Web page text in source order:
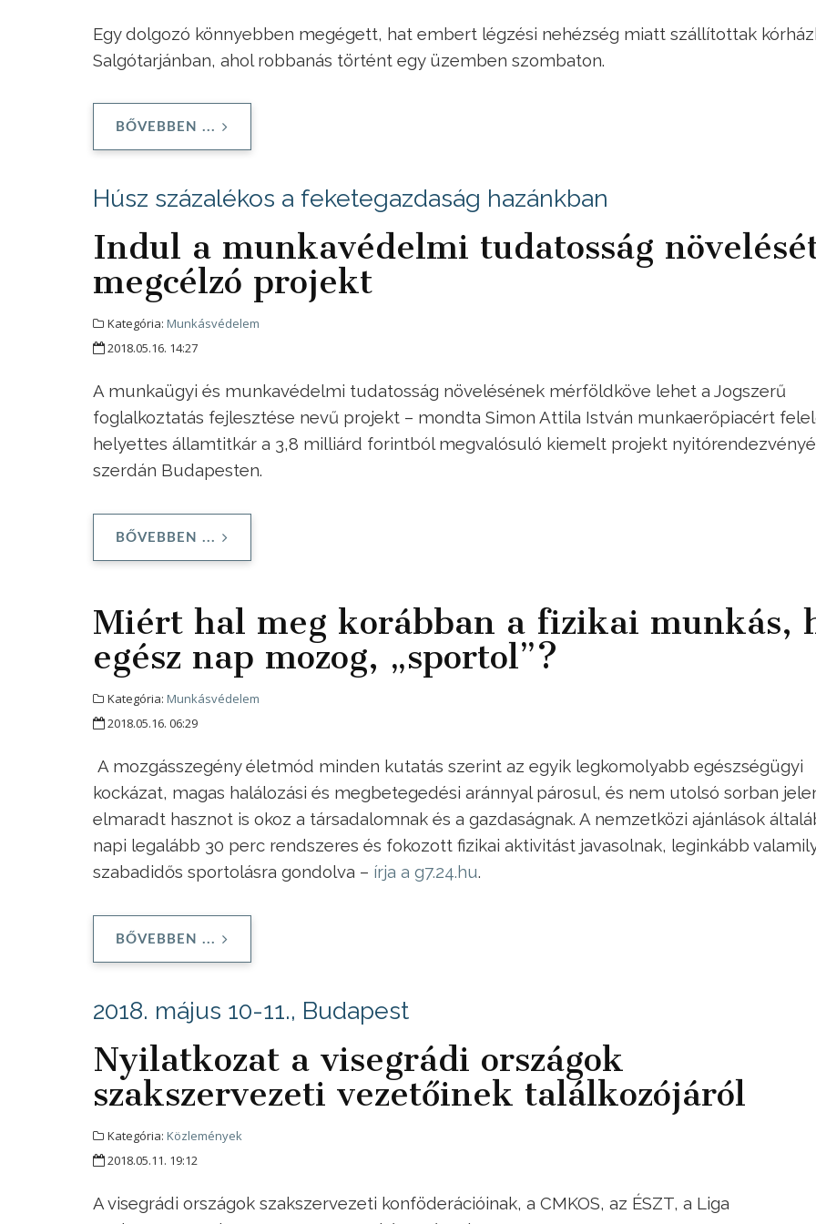
Egy dolgozó könnyebben megégett, hat embert légzési nehézség miatt szállítottak
Salgótarjánban, ahol robbanás történt egy üzemben szombaton.
BŐVEBBEN ...
Húsz százalékos a feketegazdaság hazánkban
Indul a munkavédelmi tudatosság
megcélzó projekt
Kategória: Munkásvédelem
2018.05.16. 14:27
A munkaügyi és munkavédelmi tudatosság növelésének mérföldköve lehet a Jogszerű
foglalkoztatás fejlesztése nevű projekt – mondta Simon Attila István munkaerőpiacért
helyettes államtitkár a 3,8 milliárd forintból megvalósuló kiemelt projekt
szerdán Budapesten.
BŐVEBBEN ...
Miért hal meg korábban a fizikai munkás,
egész nap mozog, „sportol”?
Kategória: Munkásvédelem
2018.05.16. 06:29
A mozgásszegény életmód minden kutatás szerint az egyik legkomolyabb egészségügyi
kockázat, magas halálozási és megbetegedési aránnyal párosul, és nem utolsó sorban
elmaradt hasznot is okoz a társadalomnak és a gazdaságnak. A nemzetközi ajánlások
napi legalább 30 perc rendszeres és fokozott fizikai aktivitást javasolnak, leginkább
szabadidős sportolásra gondolva – írja a g7.24.hu.
BŐVEBBEN ...
2018. május 10-11., Budapest
Nyilatkozat a visegrádi országok
szakszervezeti vezetőinek találkozójáról
Kategória: Közlemények
2018.05.11. 19:12
A visegrádi országok szakszervezeti konföderációinak, a CMKOS, az ÉSZT, a Liga